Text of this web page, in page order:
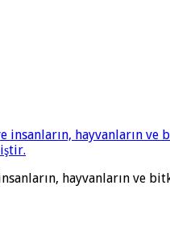
insanların, hayvanların